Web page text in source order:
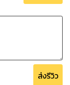
ส่งรีวิว